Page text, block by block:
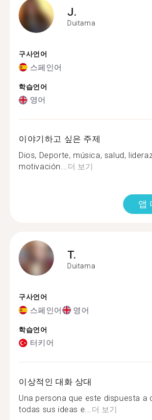
J.
Duitama
구사언어
스페인어
학습언어
영어
이야기하고 싶은 주제
Dios, Deporte, música, salud,
motivación...더 보기
앱
T.
Duitama
구사언어
스페인어 영어
학습언어
터키어
이상적인 대화 상대
Una persona que este dispuesta a
todas sus ideas e...더 보기